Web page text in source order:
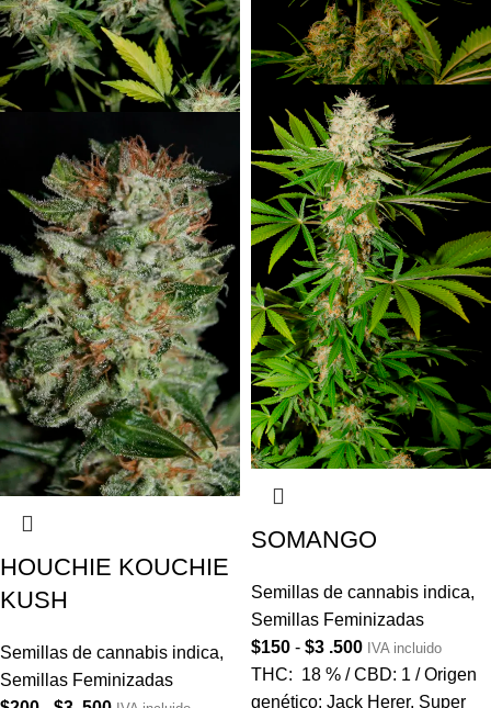
HOUCHIE KOUCHIE
KUSH
Semillas de cannabis indica,
Semillas Feminizadas
SOMANGO
Semillas de cannabis indica,
Semillas Feminizadas
$150 - $3 .500 IVA incluido
THC: 18 % / CBD: 1 / Origen
genético: Jack Herer, Super